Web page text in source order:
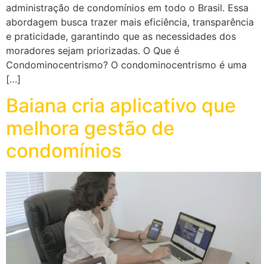
administração de condomínios em todo o Brasil. Essa
abordagem busca trazer mais eficiência, transparência
e praticidade, garantindo que as necessidades dos
moradores sejam priorizadas. O Que é
Condominocentrismo? O condominocentrismo é uma
[…]
Baiana cria aplicativo que
melhora gestão de
condomínios